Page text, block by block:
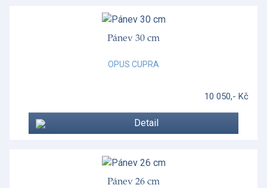
Pánev 30 cm
OPUS CUPRA
10 050,- Kč
Detail
Pánev 26 cm